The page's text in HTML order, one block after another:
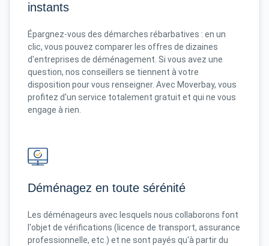
instants
Épargnez-vous des démarches rébarbatives : en un
clic, vous pouvez comparer les offres de dizaines
d'entreprises de déménagement. Si vous avez une
question, nos conseillers se tiennent à votre
disposition pour vous renseigner. Avec Moverbay, vous
profitez d'un service totalement gratuit et qui ne vous
engage à rien.
Déménagez en toute sérénité
Les déménageurs avec lesquels nous collaborons font
l'objet de vérifications (licence de transport, assurance
professionnelle, etc.) et ne sont payés qu'à partir du